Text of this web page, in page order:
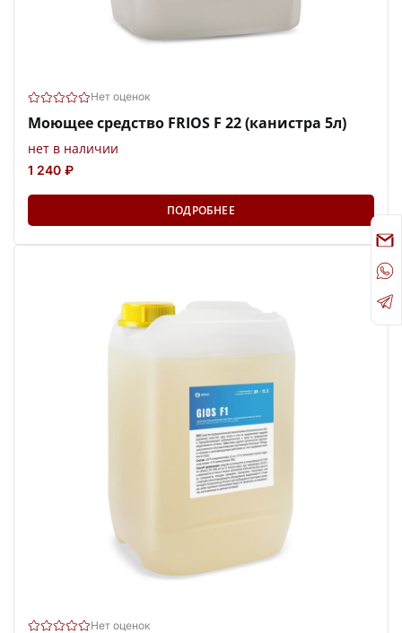
Нет оценок
Моющее средство FRIOS F 22 (канистра 5л)
нет в наличии
1 240 ₽
ПОДРОБНЕЕ
Нет оценок